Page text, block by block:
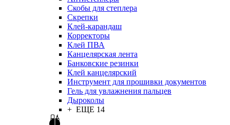
Скобы для степлера
Скрепки
Клей-карандаш
Корректоры
Клей ПВА
Канцелярская лента
Банковские резинки
Клей канцелярский
Инструмент для прошивки документов
Гель для увлажнения пальцев
Дыроколы
+ ЕЩЕ 14